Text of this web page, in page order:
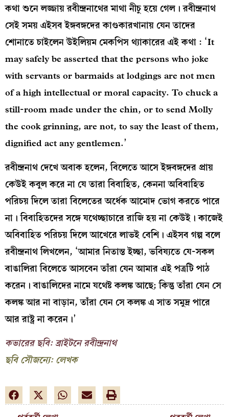
কথা শুনে লজ্জায় রবীন্দ্রনাথের মাথা নীচু হয়ে গেল। রবীন্দ্রনাথ
সেই সময় এইসব ইঙ্গবঙ্গদের কাণ্ডকারখানায় যেন তাদের
শোনাতে চাইলেন উইলিয়ম মেকপিস থ্যাকারের এই কথা : ‘It
may safely be asserted that the persons who joke
with servants or barmaids at lodgings are not men
of a high intellectual or moral capacity. To chuck a
still-room made under the chin, or to send Molly
the cook grinning, are not, to say the least of them,
dignified act any gentlemen.’
রবীন্দ্রনাথ দেখে অবাক হলেন, বিলেতে আসে ইঙ্গবঙ্গদের প্রায়
কেউই কবুল করে না যে তারা বিবাহিত, কেননা অবিবাহিত
পরিচয় দিলে তারা বিলেতের অর্ধেক আমোদ ভোগ করতে পারে
না। বিবাহিতদের সঙ্গে যথেচ্ছাচারে রাজি হয় না কেউই। কাজেই
অবিবাহিত পরিচয় দিলে আখেরে লাভই বেশি। এইসব গল্প বলে
রবীন্দ্রনাথ লিখলেন, ‘আমার নিতান্ত ইচ্ছা, ভবিষ্যতে যে-সকল
বাঙালিরা বিলেতে আসবেন তাঁরা যেন আমার এই পত্রটি পাঠ
করেন। বাঙালিদের নামে যথেষ্ট কলঙ্ক আছে; কিন্তু তাঁরা যেন সে
কলঙ্ক আর না বাড়ান, তাঁরা যেন সে কলঙ্ক এ সাত সমুদ্র পারে
আর রাষ্ট্র না করেন।’
কভারের ছবি: ব্রাইটনে রবীন্দ্রনাথ
ছবি সৌজন্যে: লেখক